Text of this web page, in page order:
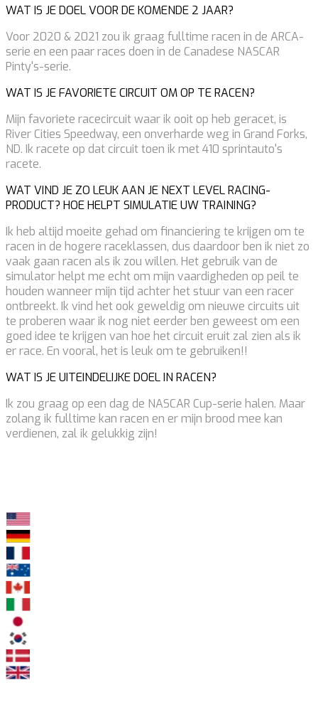
WAT IS JE DOEL VOOR DE KOMENDE 2 JAAR?
Voor 2020 & 2021 zou ik graag fulltime racen in de ARCA-
serie en een paar races doen in de Canadese NASCAR
Pinty's-serie.
WAT IS JE FAVORIETE CIRCUIT OM OP TE RACEN?
Mijn favoriete racecircuit waar ik ooit op heb geracet, is
River Cities Speedway, een onverharde weg in Grand Forks,
ND. Ik racete op dat circuit toen ik met 410 sprintauto's
racete.
WAT VIND JE ZO LEUK AAN JE NEXT LEVEL RACING-
PRODUCT? HOE HELPT SIMULATIE UW TRAINING?
Ik heb altijd moeite gehad om financiering te krijgen om te
racen in de hogere raceklassen, dus daardoor ben ik niet zo
vaak gaan racen als ik zou willen. Het gebruik van de
simulator helpt me echt om mijn vaardigheden op peil te
houden wanneer mijn tijd achter het stuur van een racer
ontbreekt. Ik vind het ook geweldig om nieuwe circuits uit
te proberen waar ik nog niet eerder ben geweest om een ​​
goed idee te krijgen van hoe het circuit eruit zal zien als ik
er race. En vooral, het is leuk om te gebruiken!!
WAT IS JE UITEINDELIJKE DOEL IN RACEN?
Ik zou graag op een dag de NASCAR Cup-serie halen. Maar
zolang ik fulltime kan racen en er mijn brood mee kan
verdienen, zal ik gelukkig zijn!